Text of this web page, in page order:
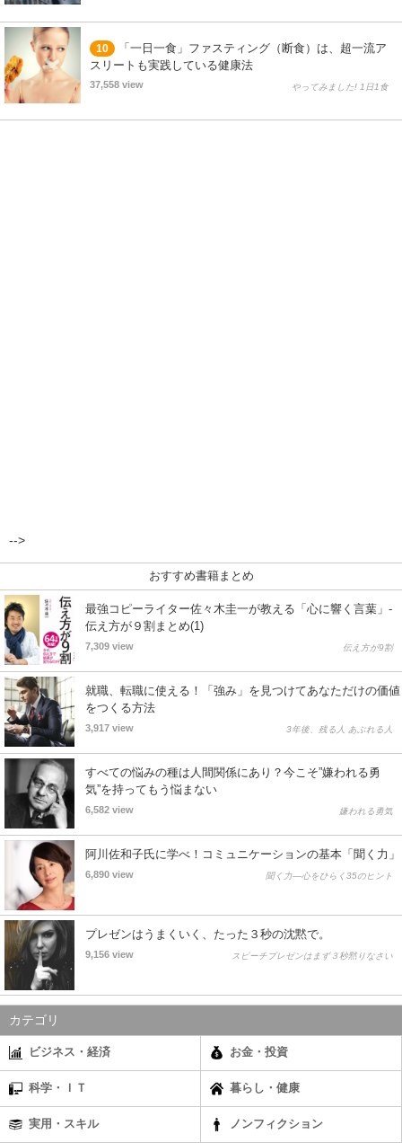
10
「一日一食」ファスティング（断食）は、超一流ア
スリートも実践している健康法
37,558 view やってみました! 1日1食
-->
おすすめ書籍まとめ
最強コピーライター佐々木圭一が教える「心に響く言葉」-
伝え方が９割まとめ(1)
7,309 view 伝え方が9割
就職、転職に使える！「強み」を見つけてあなただけの価値
をつくる方法
3,917 view 3年後、残る人 あぶれる人
すべての悩みの種は人間関係にあり？今こそ”嫌われる勇
気”を持ってもう悩まない
6,582 view 嫌われる勇気
阿川佐和子氏に学べ！コミュニケーションの基本「聞く力」
6,890 view 聞く力―心をひらく35のヒント
プレゼンはうまくいく、たった３秒の沈黙で。
9,156 view スピーチプレゼンはまず３秒黙りなさい
カテゴリ
ビジネス・経済 お金・投資
科学・ＩＴ 暮らし・健康
実用・スキル ノンフィクション